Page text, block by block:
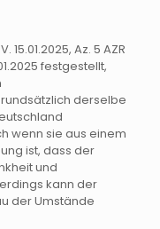
Az. 5 AZR
festgestellt,
derselbe
wenn sie aus einem
ist, dass der
und
kann der
der Umstände